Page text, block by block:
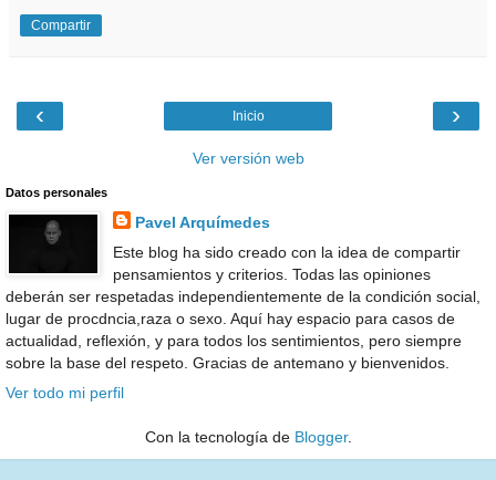
Compartir
‹ ›
Inicio
Ver versión web
Datos personales
Pavel Arquímedes
Este blog ha sido creado con la idea de compartir
pensamientos y criterios. Todas las opiniones
deberán ser respetadas independientemente de la condición social,
lugar de procdncia,raza o sexo. Aquí hay espacio para casos de
actualidad, reflexión, y para todos los sentimientos, pero siempre
sobre la base del respeto. Gracias de antemano y bienvenidos.
Ver todo mi perfil
Con la tecnología de Blogger.